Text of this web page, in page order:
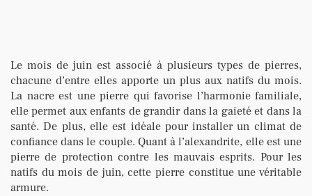
Le mois de juin est associé à plusieurs types de pierres,
chacune d’entre elles apporte un plus aux natifs du mois.
La nacre est une pierre qui favorise l’harmonie familiale,
elle permet aux enfants de grandir dans la gaieté et dans la
santé. De plus, elle est idéale pour installer un climat de
confiance dans le couple. Quant à l’alexandrite, elle est une
pierre de protection contre les mauvais esprits. Pour les
natifs du mois de juin, cette pierre constitue une véritable
armure.